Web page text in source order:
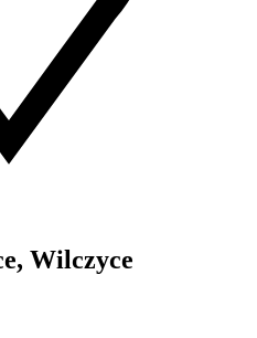
Wilczyce